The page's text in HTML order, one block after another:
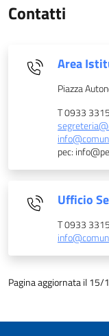
Contatti
Area
Piazza
T 0933
pec:
Ufficio
T 0933
Pagina aggiornata il